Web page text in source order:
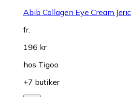
Abib Collagen Eye Cream
fr.
196 kr
hos Tigoo
+7 butiker